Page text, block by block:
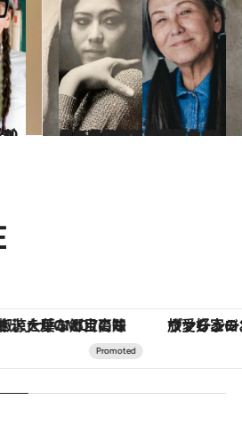
2025.1.25
山口小夜子も参加した“伝説の美少女軍団”「クレオパトラ党」、浅野忠信の母・順子さん（74）もメンバーだった！「ディスコでバチンバチンになることも…」
カルチャー
ィック」。旅愛好家のお気に入りコレクションから、ジェンダーレスな新作が登場 【銀座で出合う最旬美容】美髪ケアや上質